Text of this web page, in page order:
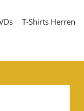
T-Shirts Herren